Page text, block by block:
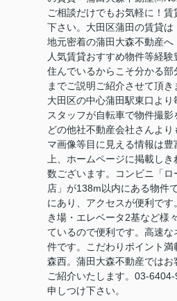
ご相談だけでもお気軽に！
下さい。大田区蒲田の賃貸は
地元密着の蒲田大森不動産へ
人気賃貸おすすめ物件等経
住んでいるからこそ分かる部
までご説明ご紹介させて頂き
大田区の中心蒲田駅東口よ
スタッフが自転車で物件撮
どの他社不動産会社さんよ
マ画像等目に見える情報は
上、ホームページに掲載し
数ございます。コンビニ「
店」が138m以内にある物件
にあり、アクセスが便利で
き場・エレベータ2基など様
ているので便利です。高速
件です。こだわりポイント
森西。蒲田大森不動産では
ご紹介いたします。03-
申しつけ下さい。